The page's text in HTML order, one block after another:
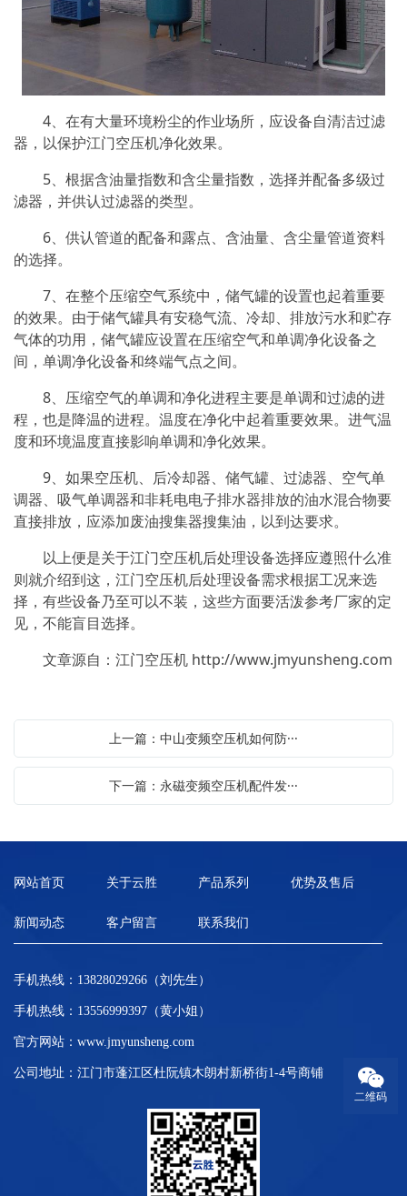
4、在有大量环境粉尘的作业场所，应设备自清洁过滤
器，以保护江门空压机净化效果。
5、根据含油量指数和含尘量指数，选择并配备多级过
滤器，并供认过滤器的类型。
6、供认管道的配备和露点、含油量、含尘量管道资料
的选择。
7、在整个压缩空气系统中，储气罐的设置也起着重要
的效果。由于储气罐具有安稳气流、冷却、排放污水和贮存
气体的功用，储气罐应设置在压缩空气和单调净化设备之
间，单调净化设备和终端气点之间。
8、压缩空气的单调和净化进程主要是单调和过滤的进
程，也是降温的进程。温度在净化中起着重要效果。进气温
度和环境温度直接影响单调和净化效果。
9、如果空压机、后冷却器、储气罐、过滤器、空气单
调器、吸气单调器和非耗电电子排水器排放的油水混合物要
直接排放，应添加废油搜集器搜集油，以到达要求。
以上便是关于江门空压机后处理设备选择应遵照什么准
则就介绍到这，江门空压机后处理设备需求根据工况来选
择，有些设备乃至可以不装，这些方面要活泼参考厂家的定
见，不能盲目选择。
文章源自：江门空压机 http://www.jmyunsheng.com
上一篇：中山变频空压机如何防···
下一篇：永磁变频空压机配件发···
网站首页 关于云胜 产品系列 优势及售后
新闻动态 客户留言 联系我们
手机热线：13828029266（刘先生）
手机热线：13556999397（黄小姐）
官方网站： www.jmyunsheng.com
公司地址：江门市蓬江区杜阮镇木朗村新桥街1-4号商铺
二维码